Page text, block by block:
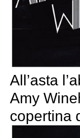
All’asta
Amy
copertina